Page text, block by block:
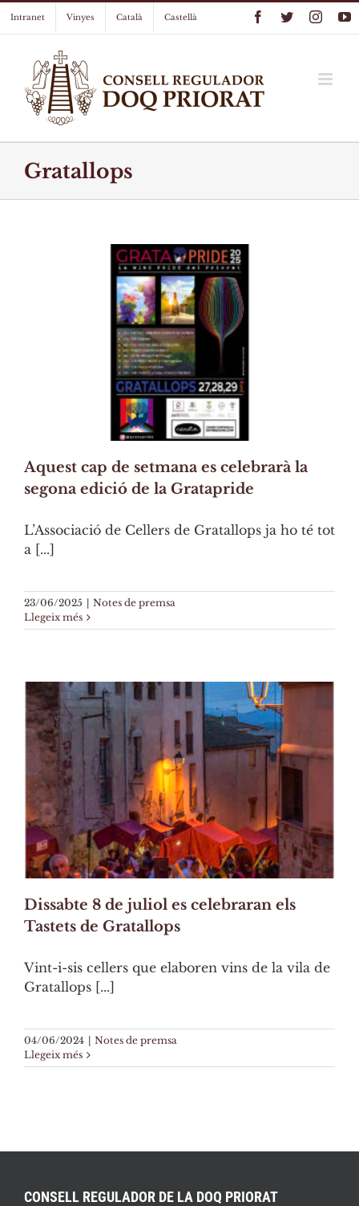
Intranet Vinyes Català Castellà Facebook
Twitter
Gratallops
Aquest cap de setmana es celebrarà la
segona edició de la Gratapride
L’Associació de Cellers de Gratallops ja ho té tot
a [...]
23/06/2025 | Notes de premsa
Llegeix més
Dissabte 8 de juliol es celebraran els
Tastets de Gratallops
Vint-i-sis cellers que elaboren vins de la vila de
Gratallops [...]
04/06/2024 | Notes de premsa
Llegeix més
CONSELL REGULADOR DE LA DOQ PRIORAT